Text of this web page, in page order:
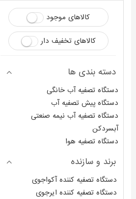
کالاهای موجود
کالاهای تخفیف دار
دسته بندی ها
دستگاه تصفیه آب خانگی
دستگاه پیش تصفیه آب
دستگاه تصفیه آب نیمه صنعتی
آبسردکن
دستگاه تصفیه هوا
برند و سازنده
دستگاه تصفیه کننده آکواجوی
دستگاه تصفیه کننده ایرجوی